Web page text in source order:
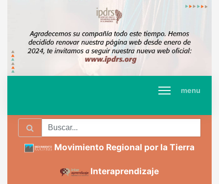
menu
Movimiento Regional por la Tierra
Interaprendizaje